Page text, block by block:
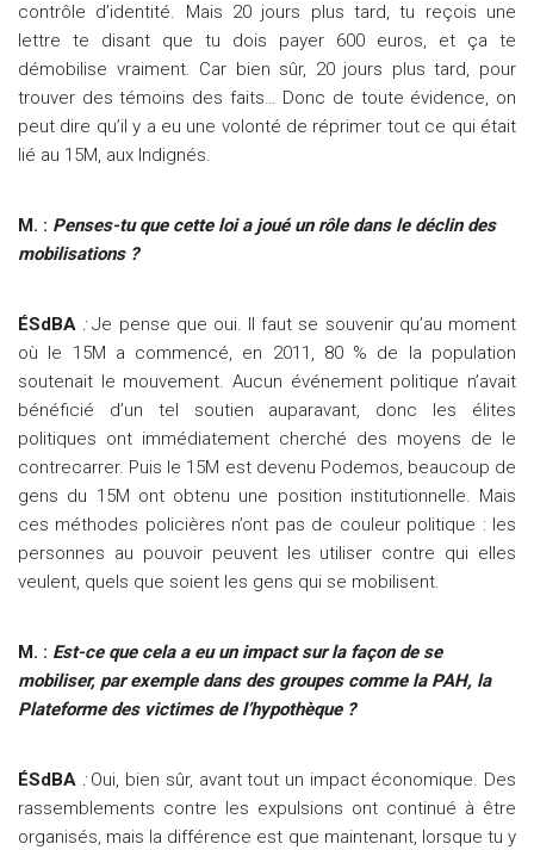
contrôle d’identité. Mais 20 jours plus tard, tu reçois une
lettre te disant que tu dois payer 600 euros, et ça te
démobilise vraiment. Car bien sûr, 20 jours plus tard, pour
trouver des témoins des faits… Donc de toute évidence, on
peut dire qu’il y a eu une volonté de réprimer tout ce qui était
lié au 15M, aux Indignés.
M. : Penses-tu que cette loi a joué un rôle dans le déclin des
mobilisations ?
ÉSdBA :Je pense que oui. Il faut se souvenir qu’au moment
où le 15M a commencé, en 2011, 80 % de la population
soutenait le mouvement. Aucun événement politique n’avait
bénéficié d’un tel soutien auparavant, donc les élites
politiques ont immédiatement cherché des moyens de le
contrecarrer. Puis le 15M est devenu Podemos, beaucoup de
gens du 15M ont obtenu une position institutionnelle. Mais
ces méthodes policières n’ont pas de couleur politique : les
personnes au pouvoir peuvent les utiliser contre qui elles
veulent, quels que soient les gens qui se mobilisent.
M. : Est-ce que cela a eu un impact sur la façon de se
mobiliser, par exemple dans des groupes comme la PAH, la
Plateforme des victimes de l’hypothèque ?
ÉSdBA : Oui, bien sûr, avant tout un impact économique. Des
rassemblements contre les expulsions ont continué à être
organisés, mais la différence est que maintenant, lorsque tu y